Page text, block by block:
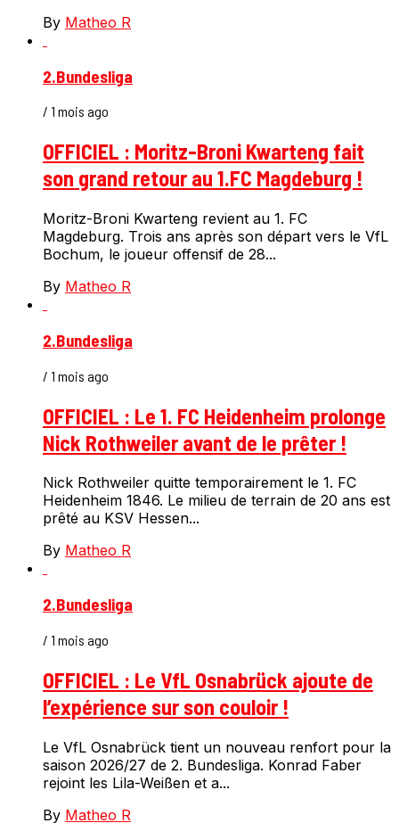
By Matheo R
2.Bundesliga
/ 1 mois ago
OFFICIEL : Moritz-Broni Kwarteng fait
son grand retour au 1.FC Magdeburg !
Moritz-Broni Kwarteng revient au 1. FC
Magdeburg. Trois ans après son départ vers le VfL
Bochum, le joueur offensif de 28...
By Matheo R
2.Bundesliga
/ 1 mois ago
OFFICIEL : Le 1. FC Heidenheim prolonge
Nick Rothweiler avant de le prêter !
Nick Rothweiler quitte temporairement le 1. FC
Heidenheim 1846. Le milieu de terrain de 20 ans est
prêté au KSV Hessen...
By Matheo R
2.Bundesliga
/ 1 mois ago
OFFICIEL : Le VfL Osnabrück ajoute de
l’expérience sur son couloir !
Le VfL Osnabrück tient un nouveau renfort pour la
saison 2026/27 de 2. Bundesliga. Konrad Faber
rejoint les Lila-Weißen et a...
By Matheo R